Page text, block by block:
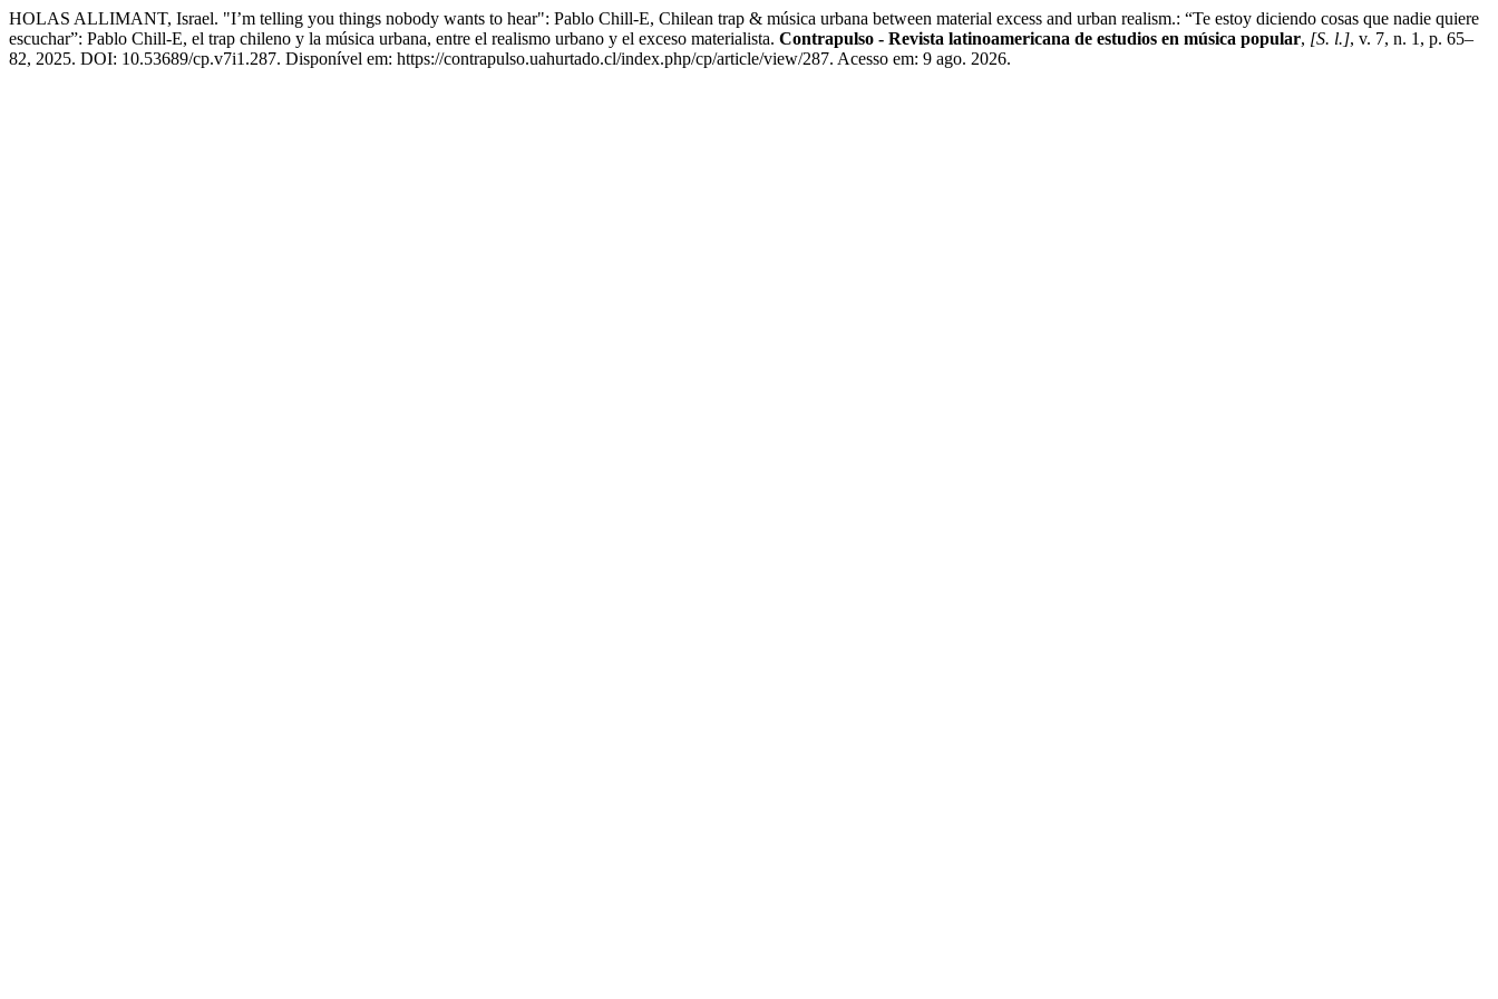
HOLAS ALLIMANT, Israel. "I’m telling you things nobody wants to hear": Pablo Chill-E, Chilean trap & música urbana between material excess and urban realism.: “Te estoy diciendo cosas que nadie quiere
escuchar”: Pablo Chill-E, el trap chileno y la música urbana, entre el realismo urbano y el exceso materialista. Contrapulso - Revista latinoamericana de estudios en música popular, [S. l.], v. 7, n. 1, p. 65–
82, 2025. DOI: 10.53689/cp.v7i1.287. Disponível em: https://contrapulso.uahurtado.cl/index.php/cp/article/view/287. Acesso em: 9 ago. 2026.